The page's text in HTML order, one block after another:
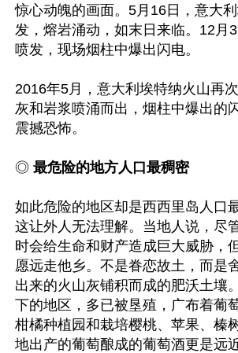
惊心动魄的画面。5月16日，意大
发，熔岩涌动，如末日来临。12月
喷发，现场烟柱中爆出闪电。
2016年5月，意大利埃特纳火山再
灰和岩浆喷涌而出，烟柱中爆出的
震撼恐怖。
◎ 最危险的地方人口最稠密
如此危险的地区却是西西里岛人口
这让外人无法理解。当地人说，尽
时会给生命和财产造成巨大威胁，
愿远走他乡。不是眷恋故土，而是
出来的火山灰铺积而成的肥沃土壤
下的地区，多已被垦殖，广布着葡
柑橘种植园和栽培樱桃、苹果、榛
地出产的葡萄酿成的葡萄酒更是远